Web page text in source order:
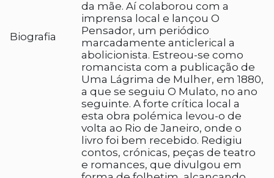
Biografia
da mãe. Aí colaborou com a
imprensa local e lançou O
Pensador, um periódico
marcadamente anticlerical a
abolicionista. Estreou-se como
romancista com a publicação de
Uma Lágrima de Mulher, em 1880,
a que se seguiu O Mulato, no ano
seguinte. A forte crítica local a
esta obra polémica levou-o de
volta ao Rio de Janeiro, onde o
livro foi bem recebido. Redigiu
contos, crónicas, peças de teatro
e romances, que divulgou em